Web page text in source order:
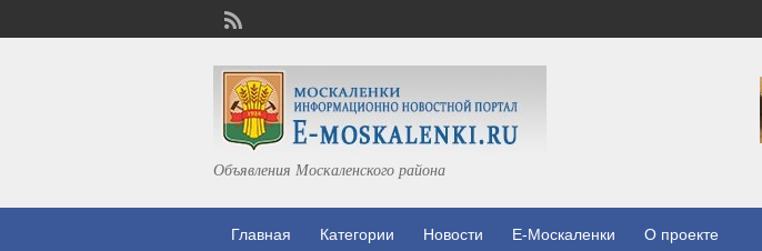
Объявления Москаленского района
Главная Категории Новости E-Москаленки О проекте